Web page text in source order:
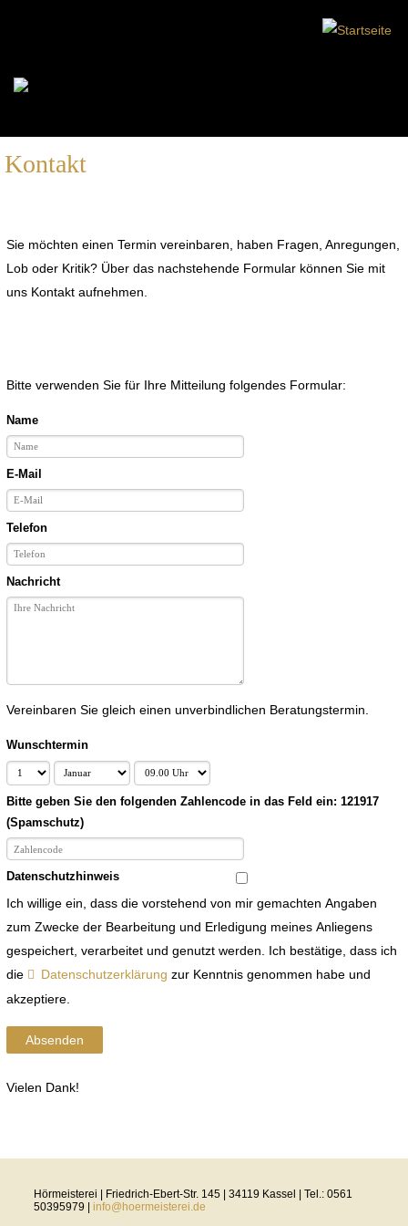
Kontakt
Sie möchten einen Termin vereinbaren, haben Fragen, Anregungen,
Lob oder Kritik? Über das nachstehende Formular können Sie mit
uns Kontakt aufnehmen.
Bitte verwenden Sie für Ihre Mitteilung folgendes Formular:
Name
E-Mail
Telefon
Nachricht
Vereinbaren Sie gleich einen unverbindlichen Beratungstermin.
Wunschtermin
Bitte geben Sie den folgenden Zahlencode in das Feld ein: 121917
(Spamschutz)
Datenschutzhinweis
Ich willige ein, dass die vorstehend von mir gemachten Angaben
zum Zwecke der Bearbeitung und Erledigung meines Anliegens
gespeichert, verarbeitet und genutzt werden. Ich bestätige, dass ich
die
Datenschutzerklärung zur Kenntnis genommen habe und
akzeptiere.
Absenden
Vielen Dank!
Hörmeisterei | Friedrich-Ebert-Str. 145 | 34119 Kassel | Tel.: 0561
50395979 |info@hoermeisterei.de